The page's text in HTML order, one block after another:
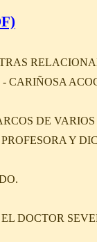
CARIÑOSA
DE
Y
DOCTOR